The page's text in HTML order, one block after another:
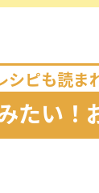
シピも読ま
たい！